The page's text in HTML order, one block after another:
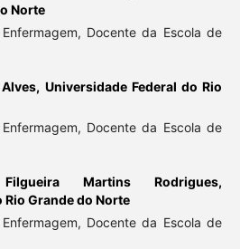
Norte
Docente da Escola de
Universidade Federal do Rio
Docente da Escola de
Martins Rodrigues,
Grande do Norte
Docente da Escola de